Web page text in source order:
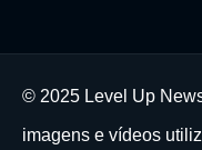
© 2025 Level Up
imagens e vídeos